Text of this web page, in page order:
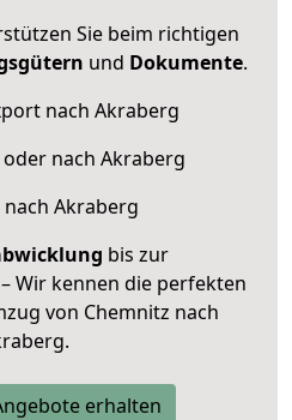
Sie beim richtigen
und Dokumente.
nach Akraberg
nach Akraberg
nach Akraberg
bis zur
– Wir kennen die perfekten
von Chemnitz nach
erhalten